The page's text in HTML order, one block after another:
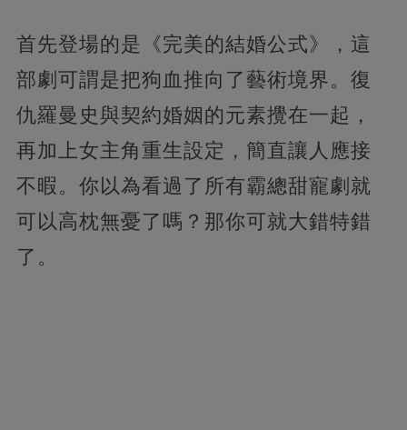
首先登場的是《完美的結婚公式》，這
部劇可謂是把狗血推向了藝術境界。復
仇羅曼史與契約婚姻的元素攪在一起，
再加上女主角重生設定，簡直讓人應接
不暇。你以為看過了所有霸總甜寵劇就
可以高枕無憂了嗎？那你可就大錯特錯
了。